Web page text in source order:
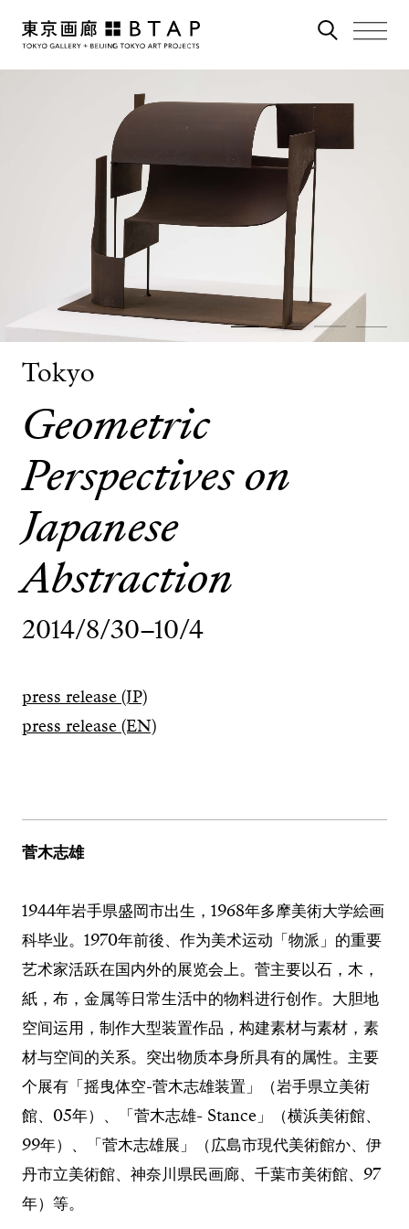
Tokyo
Geometric
Perspectives on
Japanese
Abstraction
2014/8/30–10/4
press release (JP)
press release (EN)
菅木志雄
1944年岩手県盛岡市出生，1968年多摩美術大学絵画
科毕业。1970年前後、作为美术运动「物派」的重要
艺术家活跃在国内外的展览会上。菅主要以石，木，
紙，布，金属等日常生活中的物料进行创作。大胆地
空间运用，制作大型装置作品，构建素材与素材，素
材与空间的关系。突出物质本身所具有的属性。主要
个展有「摇曳体空-菅木志雄装置」（岩手県立美術
館、05年）、「菅木志雄- Stance」（横浜美術館、
99年）、「菅木志雄展」（広島市現代美術館か、伊
丹市立美術館、神奈川県民画廊、千葉市美術館、97
年）等。